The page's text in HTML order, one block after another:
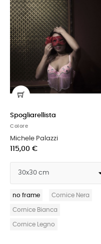
Spogliarellista
Colore
Michele Palazzi
115,00 €
no frame Cornice Nera
Cornice Bianca
Cornice Legno